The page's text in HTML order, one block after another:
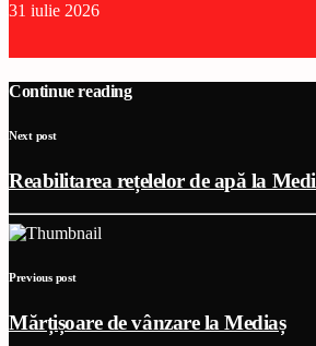
31 iulie 2026
Continue reading
Next post
Reabilitarea rețelelor de apă la
Previous post
Mărțișoare de vânzare la Mediaș